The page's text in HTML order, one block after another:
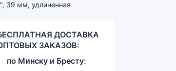
39 мм, удлиненная
ДОСТАВКА
ЗАКАЗОВ:
по Минску и Бресту: